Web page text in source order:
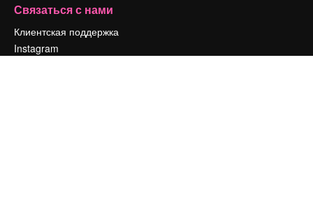
Связаться с нами
Клиентская поддержка
Instagram